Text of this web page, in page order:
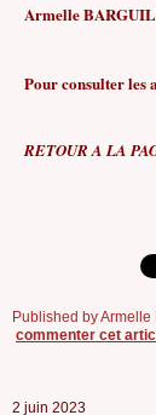
Armelle
Pour consulter
RETOUR A LA
Published by Armelle
commenter cet
2 juin 2023